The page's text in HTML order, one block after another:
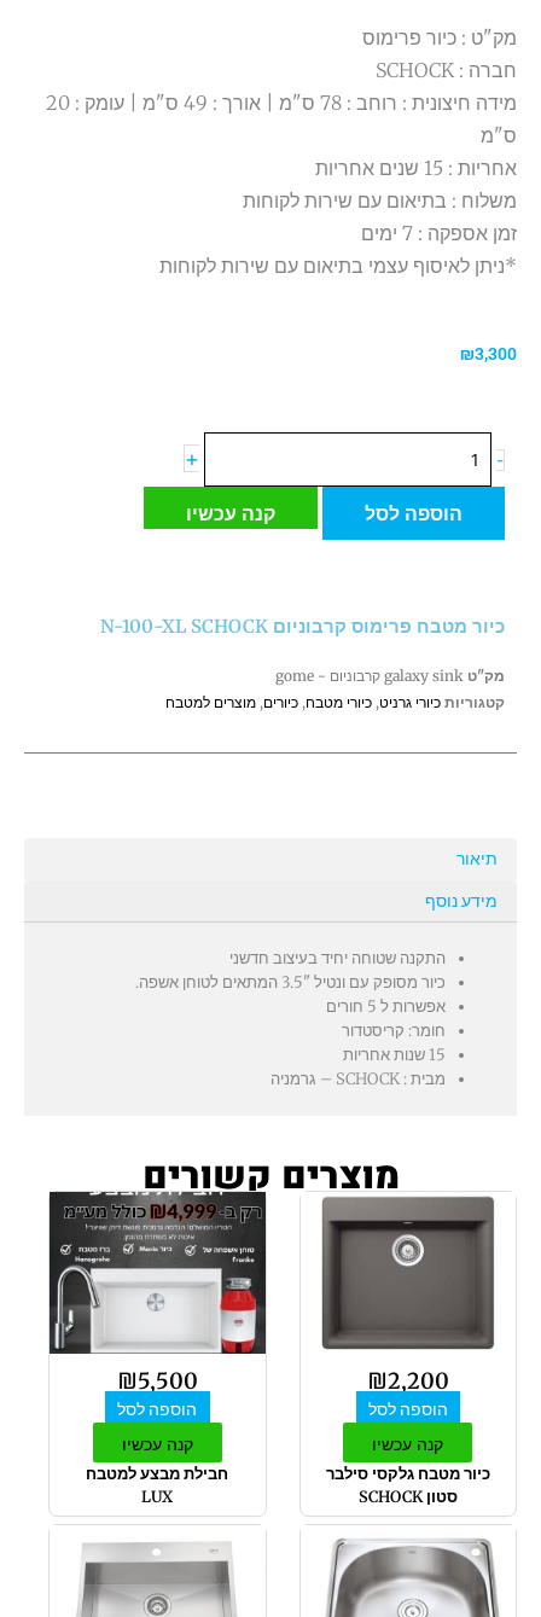
מק"ט : כיור פרימוס
חברה : SCHOCK
מידה חיצונית : רוחב : 78 ס"מ | אורך : 49 ס"מ | עומק : 20
ס"מ
אחריות : 15 שנים אחריות
משלוח : בתיאום עם שירות לקוחות
זמן אספקה : 7 ימים
*ניתן לאיסוף עצמי בתיאום עם שירות לקוחות
₪3,300
-
של
מטבח
100-
SCHOCK
+
הוספה לסל קנה עכשיו
כיור מטבח פרימוס קרבוניום N-100-XL SCHOCK
מק"ט galaxy sink קרבוניום - gome
קטגוריות כיורי גרניט, כיורי מטבח, כיורים, מוצרים למטבח
תיאור
מידע נוסף
התקנה שטוחה יחיד בעיצוב חדשני
כיור מסופק עם ונטיל "3.5 המתאים לטוחן אשפה.
אפשרות ל 5 חורים
חומר: קריסטדור
15 שנות אחריות
מבית : SCHOCK – גרמניה
מוצרים קשורים
₪2,200
הוספה לסל
קנה עכשיו
כיור מטבח גלקסי סילבר
סטון SCHOCK
₪5,500
הוספה לסל
קנה עכשיו
חבילת מבצע למטבח
LUX